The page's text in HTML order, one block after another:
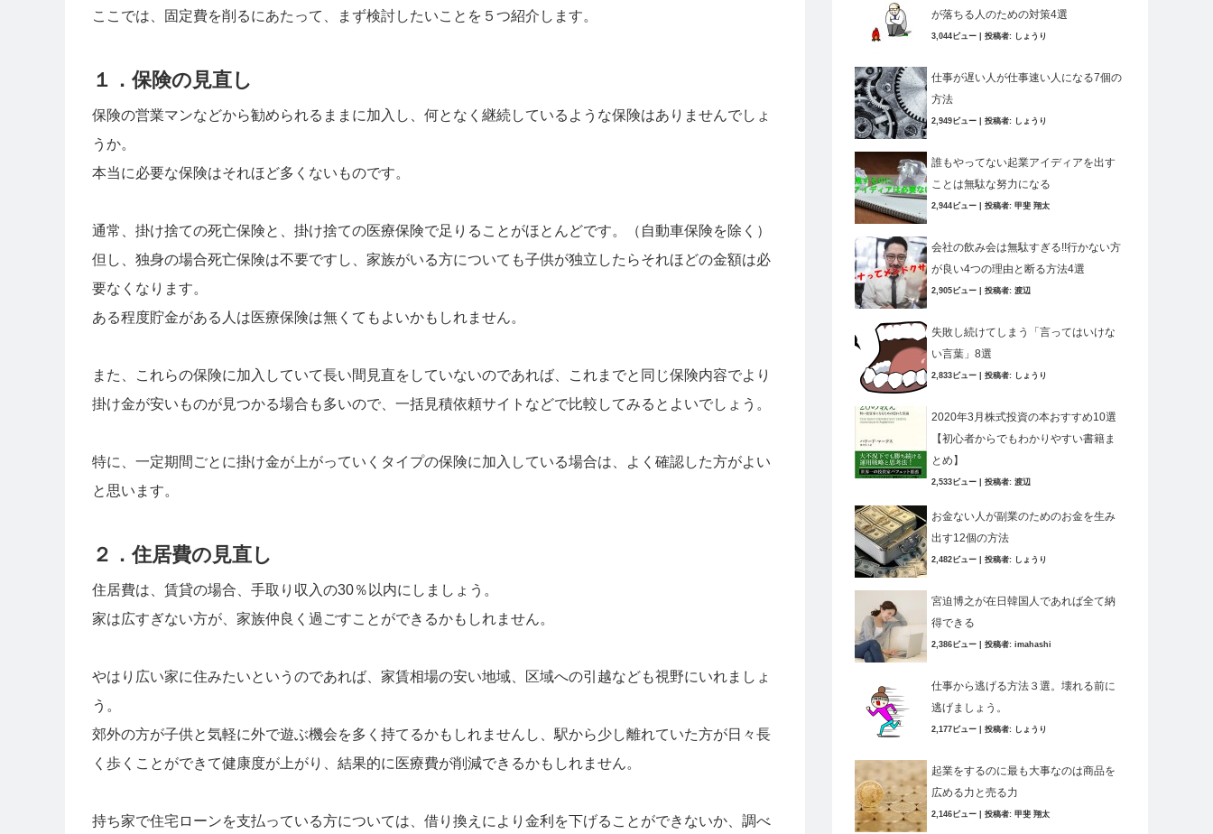
ここでは、固定費を削るにあたって、まず検討したいことを５つ紹介します。
１．保険の見直し
保険の営業マンなどから勧められるままに加入し、何となく継続しているような保険はありませんでしょ
うか。
本当に必要な保険はそれほど多くないものです。
通常、掛け捨ての死亡保険と、掛け捨ての医療保険で足りることがほとんどです。（自動車保険を除く）
但し、独身の場合死亡保険は不要ですし、家族がいる方についても子供が独立したらそれほどの金額は必
要なくなります。
ある程度貯金がある人は医療保険は無くてもよいかもしれません。
また、これらの保険に加入していて長い間見直をしていないのであれば、これまでと同じ保険内容でより
掛け金が安いものが見つかる場合も多いので、一括見積依頼サイトなどで比較してみるとよいでしょう。
特に、一定期間ごとに掛け金が上がっていくタイプの保険に加入している場合は、よく確認した方がよい
と思います。
２．住居費の見直し
住居費は、賃貸の場合、手取り収入の30％以内にしましょう。
家は広すぎない方が、家族仲良く過ごすことができるかもしれません。
やはり広い家に住みたいというのであれば、家賃相場の安い地域、区域への引越なども視野にいれましょ
う。
郊外の方が子供と気軽に外で遊ぶ機会を多く持てるかもしれませんし、駅から少し離れていた方が日々長
く歩くことができて健康度が上がり、結果的に医療費が削減できるかもしれません。
持ち家で住宅ローンを支払っている方については、借り換えにより金利を下げることができないか、調べ
が落ちる人のための対策4選
3,044ビュー 投稿者: しょうり
仕事が遅い人が仕事速い人になる7個の
方法
2,949ビュー 投稿者: しょうり
誰もやってない起業アイディアを出す
ことは無駄な努力になる
2,944ビュー 投稿者: 甲斐 翔太
会社の飲み会は無駄すぎる!!行かない方
が良い4つの理由と断る方法4選
2,905ビュー 投稿者: 渡辺
失敗し続けてしまう「言ってはいけな
い言葉」8選
2,833ビュー 投稿者: しょうり
2020年3月株式投資の本おすすめ10選
【初心者からでもわかりやすい書籍ま
とめ】
2,533ビュー 投稿者: 渡辺
お金ない人が副業のためのお金を生み
出す12個の方法
2,482ビュー 投稿者: しょうり
宮迫博之が在日韓国人であれば全て納
得できる
2,386ビュー 投稿者: imahashi
仕事から逃げる方法３選。壊れる前に
逃げましょう。
2,177ビュー 投稿者: しょうり
起業をするのに最も大事なのは商品を
広める力と売る力
2,146ビュー 投稿者: 甲斐 翔太